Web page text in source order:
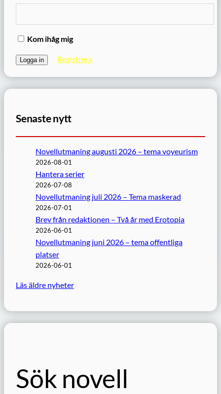
Kom ihåg mig
Registrera
Senaste nytt
Novellutmaning augusti 2026 – tema voyeurism
2026-08-01
Hantera serier
2026-07-08
Novellutmaning juli 2026 – Tema maskerad
2026-07-01
Brev från redaktionen – Två år med Erotopia
2026-06-01
Novellutmaning juni 2026 – tema offentliga
platser
2026-06-01
Läs äldre nyheter
Sök novell